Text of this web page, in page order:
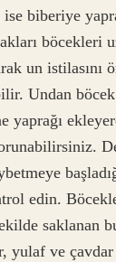
biberiye
böcekleri
un istilasını
Undan
yaprağı
edin.
saklanan
yulaf ve